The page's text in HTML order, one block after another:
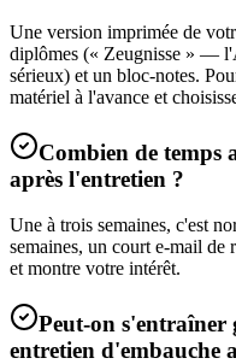
Une version imprimée de
diplômes (« Zeugnisse » —
sérieux) et un bloc-notes.
matériel à l'avance et
Combien de temps
après l'entretien ?
Une à trois semaines, c'est
semaines, un court e-mail de
et montre votre intérêt.
Peut-on s'entraîner
entretien d'embauche